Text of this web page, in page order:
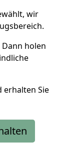
wir
Dann holen
erhalten Sie